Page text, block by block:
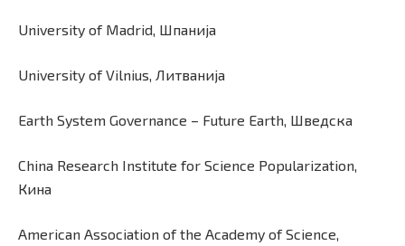
University of Madrid, Шпанија
University of Vilnius, Литванија
Earth System Governance – Future Earth, Шведска
China Research Institute for Science Popularization,
Кина
American Association of the Academy of Science,